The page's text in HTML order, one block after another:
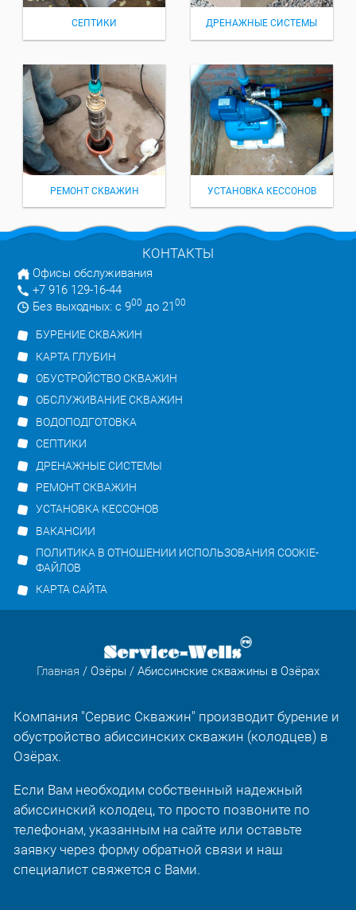
СЕПТИКИ ДРЕНАЖНЫЕ СИСТЕМЫ
РЕМОНТ СКВАЖИН УСТАНОВКА КЕССОНОВ
КОНТАКТЫ
Офисы обслуживания
+7 916 129-16-44
Без выходных: с 900 до 21 00
БУРЕНИЕ СКВАЖИН
КАРТА ГЛУБИН
ОБУСТРОЙСТВО СКВАЖИН
ОБСЛУЖИВАНИЕ СКВАЖИН
ВОДОПОДГОТОВКА
СЕПТИКИ
ДРЕНАЖНЫЕ СИСТЕМЫ
РЕМОНТ СКВАЖИН
УСТАНОВКА КЕССОНОВ
ВАКАНСИИ
ПОЛИТИКА В ОТНОШЕНИИ ИСПОЛЬЗОВАНИЯ COOKIE-
ФАЙЛОВ
КАРТА САЙТА
Главная / Озёры / Абиссинские скважины в Озёрах
Компания "Сервис Скважин" производит бурение и
обустройство абиссинских скважин (колодцев) в
Озёрах.
Если Вам необходим собственный надежный
абиссинский колодец, то просто позвоните по
телефонам, указанным на сайте или оставьте
заявку через форму обратной связи и наш
специалист свяжется с Вами.